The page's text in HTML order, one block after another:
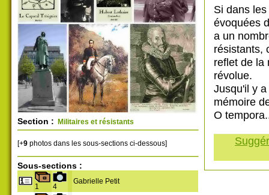
Section : Militaires et résistants
[+9 photos dans les sous-sections ci-dessous]
Sous-sections :
1 4
Gabrielle Petit
Si dans
évoquées
a un
résistants,
reflet de la
révolue.
Jusqu'il y
mémoire
O